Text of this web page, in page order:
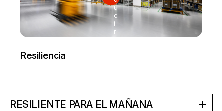
u
c
i
r
Resiliencia
RESILIENTE PARA EL MAÑANA